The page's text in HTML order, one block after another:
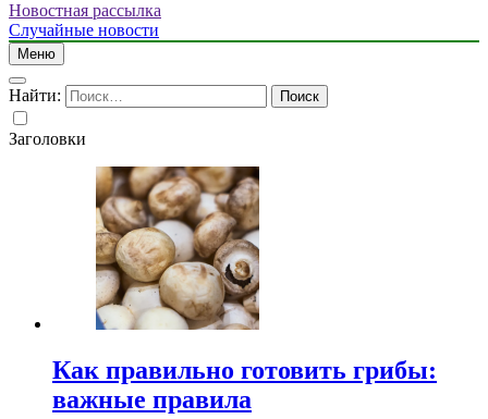
Новостная рассылка
Случайные новости
Меню
Найти:
Заголовки
Как правильно готовить грибы:
важные правила